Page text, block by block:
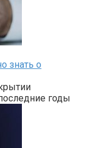
знать о
годы